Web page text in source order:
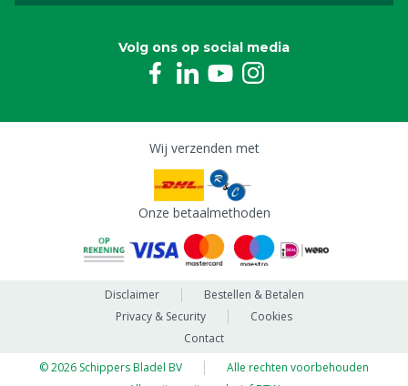
Volg ons op social media
Wij verzenden met
Onze betaalmethoden
Disclaimer
Bestellen & Betalen
Privacy & Security
Cookies
Contact
© 2026 Schippers Bladel BV
Alle rechten voorbehouden